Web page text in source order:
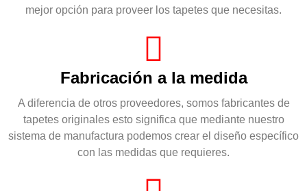
mejor opción para proveer los tapetes que necesitas.
Fabricación a la medida
A diferencia de otros proveedores, somos fabricantes de
tapetes originales esto significa que mediante nuestro
sistema de manufactura podemos crear el diseño específico
con las medidas que requieres.